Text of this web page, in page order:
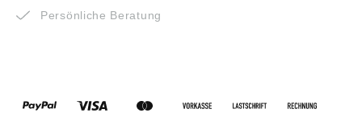
Persönliche Beratung